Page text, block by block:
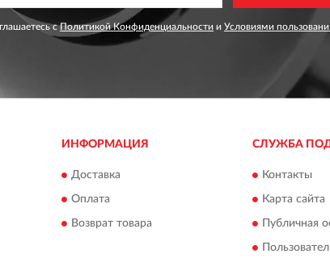
сПолитикой Конфиденциальности и Условиями
ИНФОРМАЦИЯ
Доставка
Оплата
Возврат товара
СЛУЖБА
Контакты
Карта сайта
Публичная